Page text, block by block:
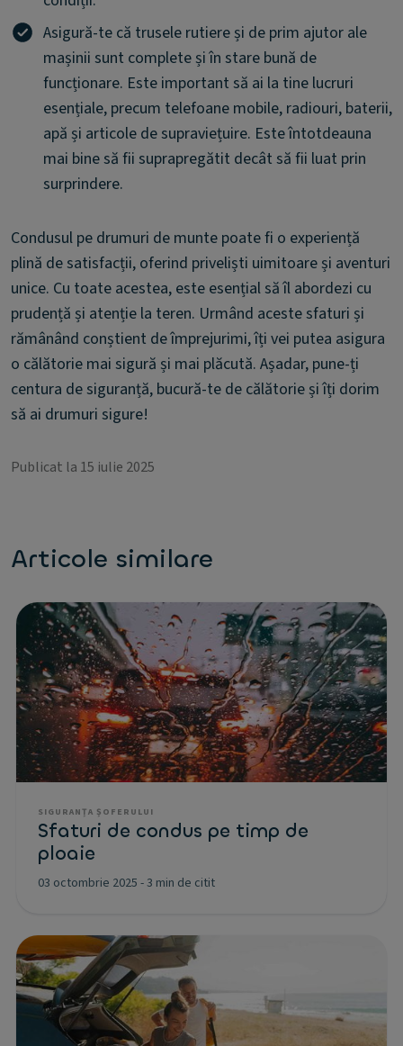
Asigură-te că trusele rutiere și de prim ajutor ale
mașinii sunt complete și în stare bună de
funcționare. Este important să ai la tine lucruri
esențiale, precum telefoane mobile, radiouri, baterii,
apă și articole de supraviețuire. Este întotdeauna
mai bine să fii suprapregătit decât să fii luat prin
surprindere.
Condusul pe drumuri de munte poate fi o experiență
plină de satisfacții, oferind priveliști uimitoare și aventuri
unice. Cu toate acestea, este esențial să îl abordezi cu
prudență și atenție la teren. Urmând aceste sfaturi și
rămânând conștient de împrejurimi, îți vei putea asigura
o călătorie mai sigură și mai plăcută. Așadar, pune-ți
centura de siguranță, bucură-te de călătorie și îți dorim
să ai drumuri sigure!
Publicat la 15 iulie 2025
Articole similare
SIGURANȚA ȘOFERULUI
Sfaturi de condus pe timp de
ploaie
03 octombrie 2025 -3 min de citit